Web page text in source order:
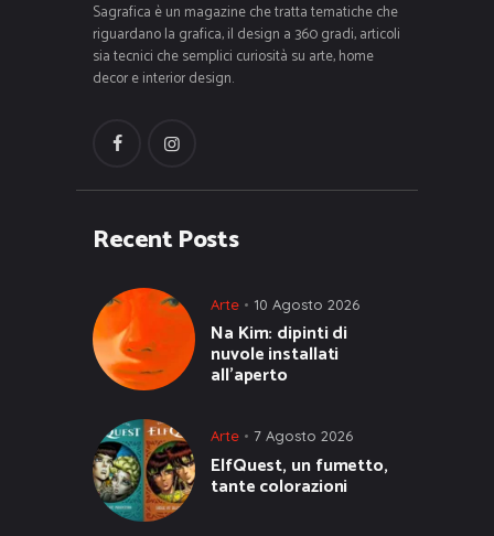
Sagrafica è un magazine che tratta tematiche che
riguardano la grafica, il design a 360 gradi, articoli
sia tecnici che semplici curiosità su arte, home
decor e interior design.
Recent Posts
Arte 10 Agosto 2026
Na Kim: dipinti di
nuvole installati
all’aperto
Arte 7 Agosto 2026
ElfQuest, un fumetto,
tante colorazioni